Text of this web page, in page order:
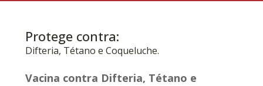
Protege contra:
Difteria, Tétano e Coqueluche.
Vacina contra Difteria, Tétano e